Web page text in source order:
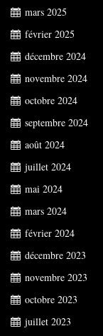
mars 2025
février 2025
décembre 2024
novembre 2024
octobre 2024
septembre 2024
août 2024
juillet 2024
mai 2024
mars 2024
février 2024
décembre 2023
novembre 2023
octobre 2023
juillet 2023